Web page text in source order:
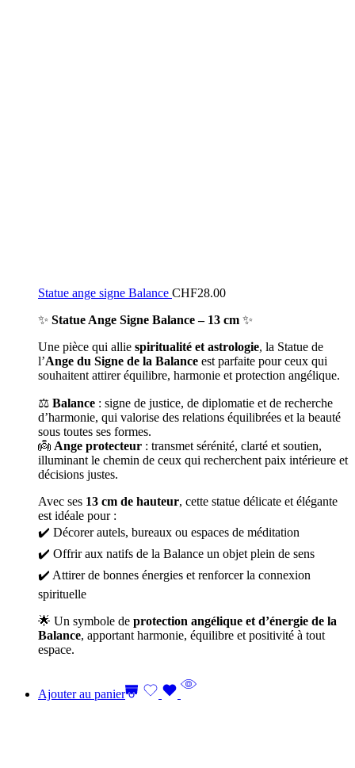
Statue ange signe Balance CHF28.00
✨ Statue Ange Signe Balance – 13 cm ✨
Une pièce qui allie spiritualité et astrologie, la Statue de
l’Ange du Signe de la Balance est parfaite pour ceux qui
souhaitent attirer équilibre, harmonie et protection angélique.
⚖️ Balance : signe de justice, de diplomatie et de recherche
d’harmonie, qui valorise des relations équilibrées et la beauté
sous toutes ses formes.
👼 Ange protecteur : transmet sérénité, clarté et soutien,
illuminant le chemin de ceux qui recherchent paix intérieure et
décisions justes.
Avec ses 13 cm de hauteur, cette statue délicate et élégante
est idéale pour :
✔️ Décorer autels, bureaux ou espaces de méditation
✔️ Offrir aux natifs de la Balance un objet plein de sens
✔️ Attirer de bonnes énergies et renforcer la connexion
spirituelle
🌟 Un symbole de protection angélique et d’énergie de la
Balance, apportant harmonie, équilibre et positivité à tout
espace.
Ajouter au panier